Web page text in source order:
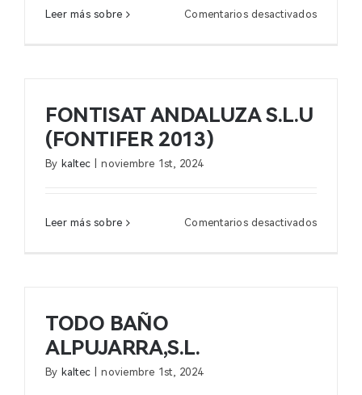
Leer más sobre Comentarios desactivadosen
FONTISAT ANDALUZA S.L.U
(FONTIFER 2013)
By kaltec noviembre 1st, 2024
Leer más sobre Comentarios desactivadosen
TODO BAÑO
ALPUJARRA,S.L.
By kaltec noviembre 1st, 2024